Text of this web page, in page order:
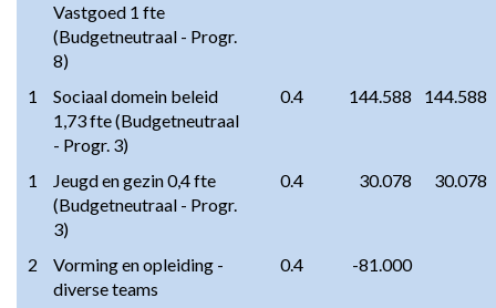
Vastgoed 1 fte
(Budgetneutraal - Progr.
8)
1
Sociaal domein beleid
1,73 fte (Budgetneutraal
- Progr. 3)
0.4 144.588 144.588
1
Jeugd en gezin 0,4 fte
(Budgetneutraal - Progr.
3)
0.4 30.078 30.078
2
Vorming en opleiding -
diverse teams
0.4 -81.000